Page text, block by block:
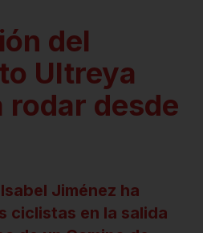
del
Ultreya
rodar desde
Jiménez ha
ciclistas en la salida